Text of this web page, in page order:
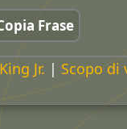
Frase
Jr. | Scopo di